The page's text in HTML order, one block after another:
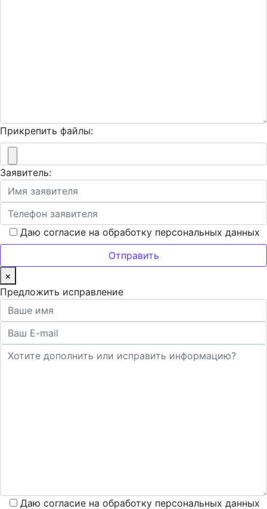
Прикрепить файлы:
Заявитель:
Даю согласие на обработку персональных данных
×
Предложить исправление
Даю согласие на обработку персональных данных